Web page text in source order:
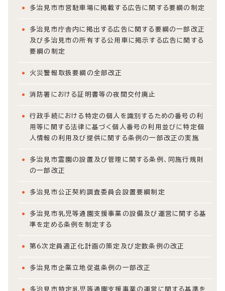
多治見市市営駐車場に掲載する広告に関する要綱の制定
多治見市庁舎内に掲出する広告に関する要綱の一部改正
及び多治見市の所有する公用車に掲示する広告に関する
要綱の制定
火災警報取扱要綱の全部改正
消防署における証明書等の夜間交付廃止
行政手続における特定の個人を識別するための番号の利
用等に関する法律に基づく個人番号の利用並びに特定個
人情報の利用及び提供に関する条例の一部改正の実施
多治見市霊園の設置及び管理に関する条例、同施行規則
の一部改正
多治見市公正契約調査委員会設置要綱制定
多治見市乳児等通園支援事業の設備及び運営に関する基
準を定める条例を制定する
第6次定員適正化計画の策定及び定数条例の改正
多治見市企業立地促進条例の一部改正
多治見市特定乳児等通園支援事業の運営に関する基準を